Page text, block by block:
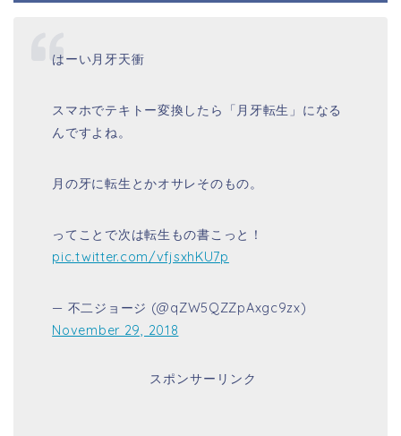
はーい月牙天衝
スマホでテキトー変換したら「月牙転生」になる
んですよね。
月の牙に転生とかオサレそのもの。
ってことで次は転生もの書こっと！
pic.twitter.com/vfjsxhKU7p
— 不二ジョージ (@qZW5QZZpAxgc9zx)
November 29, 2018
スポンサーリンク